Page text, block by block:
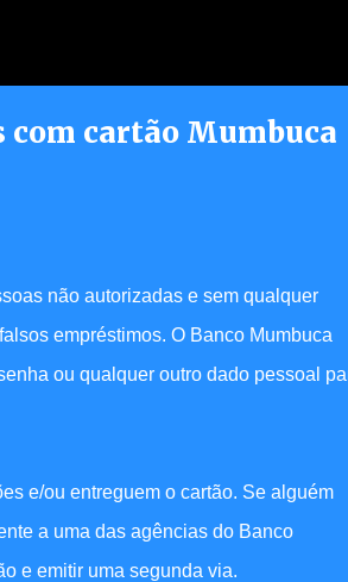
cartão Mumbuca
não autorizadas e sem qualquer
empréstimos. O Banco Mumbuca
ou qualquer outro dado pessoal
e/ou entreguem o cartão. Se alguém
a uma das agências do Banco
e emitir uma segunda via.